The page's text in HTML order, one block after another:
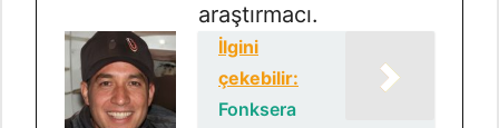
araştırmacı.
İlgini
çekebilir:
Fonksera